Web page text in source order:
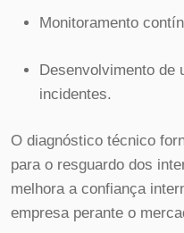
Monitoramento
Desenvolvimento de
incidentes.
O diagnóstico técnico
para o resguardo dos
melhora a confiança
empresa perante o